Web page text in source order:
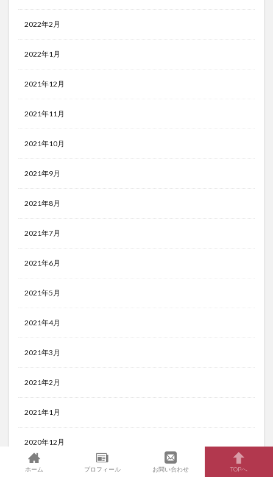
2022年2月
2022年1月
2021年12月
2021年11月
2021年10月
2021年9月
2021年8月
2021年7月
2021年6月
2021年5月
2021年4月
2021年3月
2021年2月
2021年1月
2020年12月
2020年11月
ホーム プロフィール お問い合わせ TOPへ